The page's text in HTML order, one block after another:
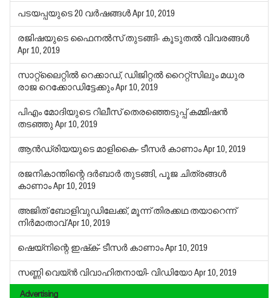
പടയപ്പയുടെ 20 വര്‍ഷങ്ങള്‍Apr 10, 2019
രജിഷയുടെ ഫൈനല്‍സ് തുടങ്ങി- കൂടുതല്‍ വിവരങ്ങള്‍
Apr 10, 2019
സാറ്റ്‌ലൈറ്റില്‍ റെക്കാഡ്, ഡിജിറ്റല്‍ റൈറ്റ്‌സിലും മധുര
രാജ റെക്കോഡിട്ടേക്കുംApr 10, 2019
പിഎം മോദിയുടെ റിലീസ് തെരഞ്ഞെടുപ്പ് കമ്മിഷന്‍
തടഞ്ഞുApr 10, 2019
ആന്‍ഡ്രിയയുടെ മാളികൈ- ടീസര്‍ കാണാംApr 10, 2019
രജനികാന്തിന്റെ ദര്‍ബാര്‍ തുടങ്ങി, പൂജ ചിത്രങ്ങള്‍
കാണാംApr 10, 2019
അജിത് ബോളിവുഡിലേക്ക്, മൂന്ന് തിരക്കഥ തയാറെന്ന്
നിര്‍മാതാവ്Apr 10, 2019
ഷെയ്‌നിന്റെ ഇഷ്‌ക്- ടീസര്‍ കാണാംApr 10, 2019
സണ്ണി വെയ്ന്‍ വിവാഹിതനായി- വിഡിയോApr 10, 2019